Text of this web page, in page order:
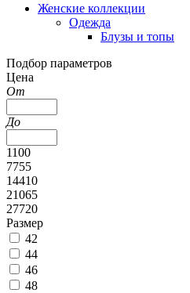
Женские коллекции
Одежда
Блузы и топы
Подбор параметров
Цена
От
До
1100
7755
14410
21065
27720
Размер
42
44
46
48